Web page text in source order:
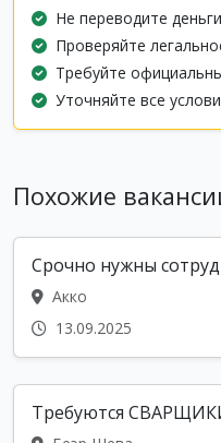
Не переводите
Проверяйте
Требуйте
Уточняйте все
Похожие
Срочно нужны
Акко
13.09.2025
Требуются